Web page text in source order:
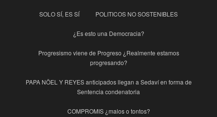
SOLO SÍ, ES SÍ POLITICOS NO SOSTENIBLES
¿Es esto una Democracia?
Progresismo viene de Progreso ¿Realmente estamos
progresando?
PAPA NÖEL Y REYES anticipados llegan a Sedaví en forma de
Sentencia condenatoria
COMPROMIS ¿malos o tontos?